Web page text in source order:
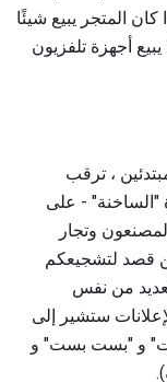
المتجر يبيع شيئًا
أجهزة تلفزيون
، ترقب
"الساخنة" - على
وتجار
قصد لتشجيعكم
من نفس
ستشير إلى
و "بست بست" و